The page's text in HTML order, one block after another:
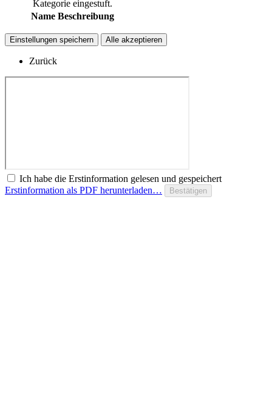
Kategorie eingestuft.
Name Beschreibung
Einstellungen speichern Alle akzeptieren
Zurück
Ich habe die Erstinformation gelesen und gespeichert
Erstinformation als PDF herunterladen…
Bestätigen